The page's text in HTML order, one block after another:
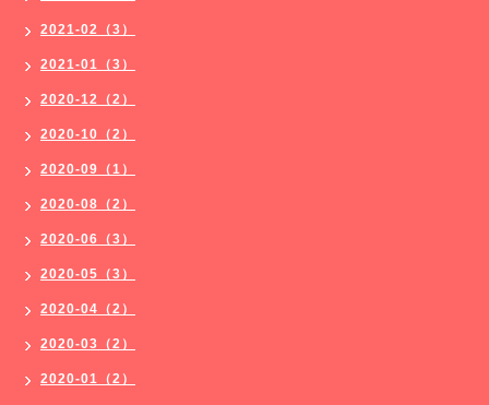
2021-02（3）
2021-01（3）
2020-12（2）
2020-10（2）
2020-09（1）
2020-08（2）
2020-06（3）
2020-05（3）
2020-04（2）
2020-03（2）
2020-01（2）